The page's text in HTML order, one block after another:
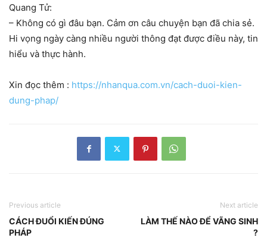
Quang Tử:
– Không có gì đâu bạn. Cảm ơn câu chuyện bạn đã chia sẻ.
Hi vọng ngày càng nhiều người thông đạt được điều này, tin
hiểu và thực hành.
Xin đọc thêm : https://nhanqua.com.vn/cach-duoi-kien-
dung-phap/
Previous article
CÁCH ĐUỔI KIẾN ĐÚNG
PHÁP
Next article
LÀM THẾ NÀO ĐỂ VÃNG SINH
?